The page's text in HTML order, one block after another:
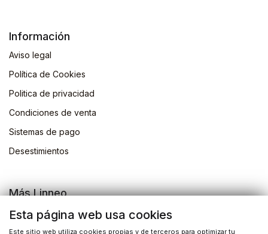
Información
Aviso legal
Política de Cookies
Politica de privacidad
Condiciones de venta
Sistemas de pago
Desestimientos
Más Linneo
Blog
Esta página web usa cookies
Este sitio web utiliza cookies propias y de terceros para optimizar tu